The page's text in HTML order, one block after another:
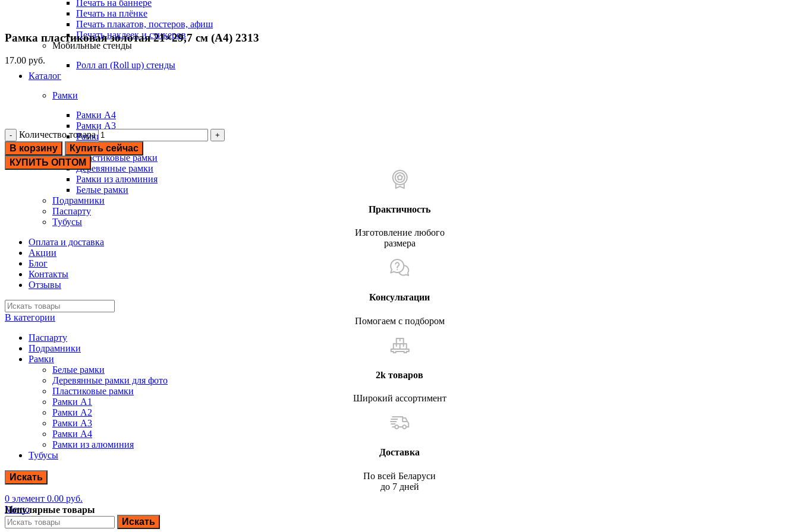
Печать на баннере
Печать на плёнке
Печать плакатов, постеров, афиш
Печать наклеек и стикеров
Мобильные стенды
Ролл ап (Roll up) стенды
Каталог
Рамки
Рамки А4
Рамки А3
Рамки А2
Рамки А1
Пластиковые рамки
Деревянные рамки
Рамки из алюминия
Белые рамки
Подрамники
Паспарту
Тубусы
Оплата и доставка
Акции
Блог
Контакты
Отзывы
В категории
Паспарту
Подрамники
Рамки
Белые рамки
Деревянные рамки для фото
Пластиковые рамки
Рамки А1
Рамки А2
Рамки А3
Рамки А4
Рамки из алюминия
Тубусы
Искать
0 элемент 0.00 руб.
Меню
Искать
Рамка пластиковая золотая 21×29,7 см (А4) 2313
17.00 руб.
Количество товара
В корзину
Купить сейчас
КУПИТЬ ОПТОМ
Практичность
Изготовление любого
размера
Консультации
Помогаем с подбором
2k товаров
Широкий ассортимент
Доставка
По всей Беларуси
до 7 дней
Популярные товары